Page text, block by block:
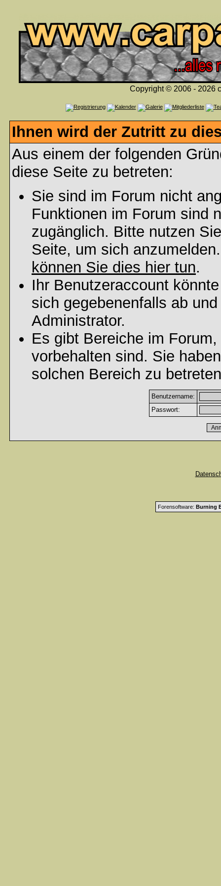
Copyright © 2006 - 2026
Ihnen wird der Zutritt zu
Aus einem der folgenden
diese Seite zu betreten:
Sie sind im Forum nicht
Funktionen im Forum sind
zugänglich. Bitte nutzen
Seite, um sich
können Sie dies hier tun.
Ihr Benutzeraccount
sich gegebenenfalls ab
Administrator.
Es gibt Bereiche im
vorbehalten sind. Sie
solchen Bereich zu
Benutzername:
Passwort:
Forensoftware: Burning